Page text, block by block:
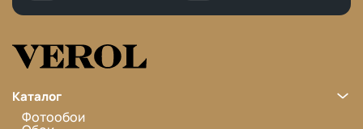
Каталог
Фотообои